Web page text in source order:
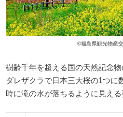
©福島県観光物産
樹齢千年を超える国の天然記念
ダレザクラで日本三大桜の1つに
時に滝の水が落ちるように見える